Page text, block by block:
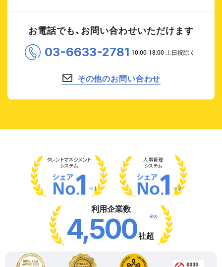
お電話でも、お問い合わせいただけます
03-6633-2781
その他のお問い合わせ
タレントマネジメント
システム
※1
人事管理
システム
※2
利用企業数
4,500社超
※3